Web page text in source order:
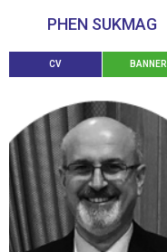
PHEN SUKMAG
CV BANNER